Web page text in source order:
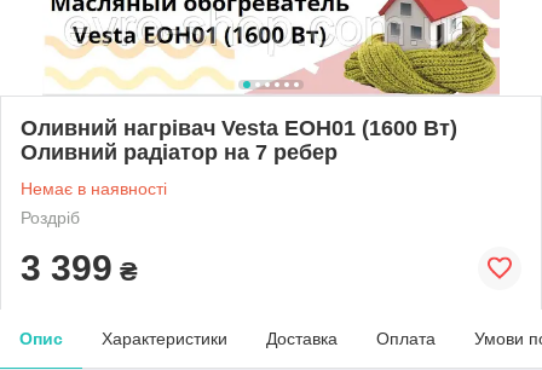
Оливний нагрівач Vesta EOH01 (1600 Вт)
Оливний радіатор на 7 ребер
Немає в наявності
Роздріб
3 399 ₴
Опис Характеристики Доставка Оплата Умови